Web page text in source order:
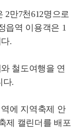
2만7천612명으로
읍역 이용객은 1
.
철도여행을 연
다.
에 지역축제 안
제 캘린더를 배포